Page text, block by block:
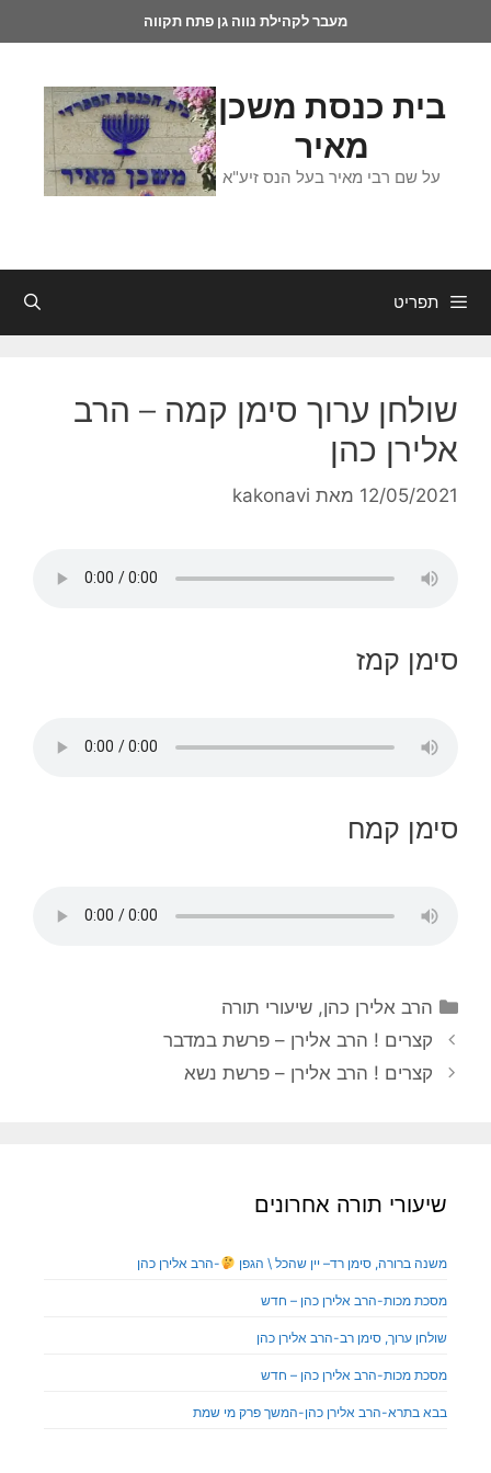
מעבר לקהילת נווה גן פתח תקווה
בית כנסת משכן
מאיר
על שם רבי מאיר בעל הנס זיע"א
תפריט
שולחן ערוך סימן קמה – הרב
אלירן כהן
12/05/2021 מאת kakonavi
סימן קמז
סימן קמח
הרב אלירן כהן,שיעורי תורה
קצרים ! הרב אלירן – פרשת במדבר
קצרים ! הרב אלירן – פרשת נשא
שיעורי תורה אחרונים
משנה ברורה, סימן רד– יין שהכל \ הגפן -הרב אלירן כהן
מסכת מכות-הרב אלירן כהן – חדש
שולחן ערוך, סימן רב-הרב אלירן כהן
מסכת מכות-הרב אלירן כהן – חדש
בבא בתרא-הרב אלירן כהן-המשך פרק מי שמת